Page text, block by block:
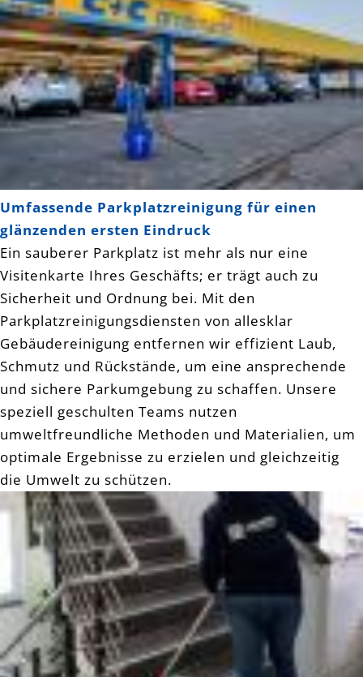
Umfassende Parkplatzreinigung für einen
glänzenden ersten Eindruck
Ein sauberer Parkplatz ist mehr als nur eine
Visitenkarte Ihres Geschäfts; er trägt auch zu
Sicherheit und Ordnung bei. Mit den
Parkplatzreinigungsdiensten von allesklar
Gebäudereinigung entfernen wir effizient Laub,
Schmutz und Rückstände, um eine ansprechende
und sichere Parkumgebung zu schaffen. Unsere
speziell geschulten Teams nutzen
umweltfreundliche Methoden und Materialien, um
optimale Ergebnisse zu erzielen und gleichzeitig
die Umwelt zu schützen.